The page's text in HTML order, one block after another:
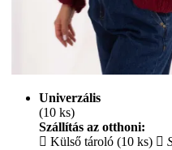
Univerzális
(10 ks)
Szállítás az otthoni:
Külső tároló (10 ks)